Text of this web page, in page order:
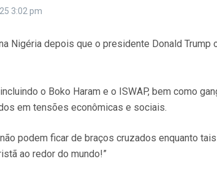
3:02 pm
Nigéria depois que o presidente Donald
o Boko Haram e o ISWAP, bem como
em tensões econômicas e sociais.
podem ficar de braços cruzados enquanto
ao redor do mundo!”